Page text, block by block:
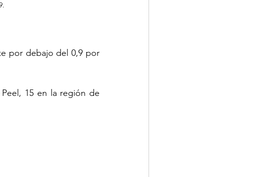
por debajo del 0,9 por
15 en la región de